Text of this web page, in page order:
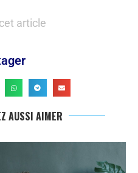
article
AUSSI AIMER